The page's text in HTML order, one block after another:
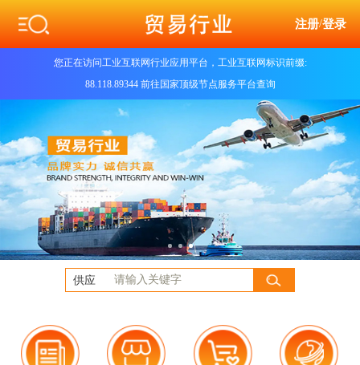
注册/登录
您正在访问工业互联网行业应用平台，工业互联网标识前缀:
88.118.89344 前往国家顶级节点服务平台查询
供应